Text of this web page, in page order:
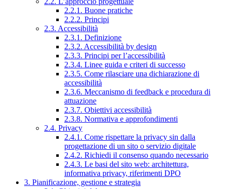
2.2.1. Buone pratiche
2.2.2. Principi
2.3. Accessibilità
2.3.1. Definizione
2.3.2. Accessibilità by design
2.3.3. Principi per l’accessibilità
2.3.4. Linee guida e criteri di successo
2.3.5. Come rilasciare una dichiarazione di
accessibilità
2.3.6. Meccanismo di feedback e procedura di
attuazione
2.3.7. Obiettivi accessibilità
2.3.8. Normativa e approfondimenti
2.4. Privacy
2.4.1. Come rispettare la privacy sin dalla
progettazione di un sito o servizio digitale
2.4.2. Richiedi il consenso quando necessario
2.4.3. Le basi del sito web: architettura,
informativa privacy, riferimenti DPO
3. Pianificazione, gestione e strategia